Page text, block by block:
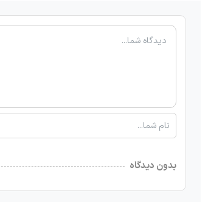
بدون دیدگاه